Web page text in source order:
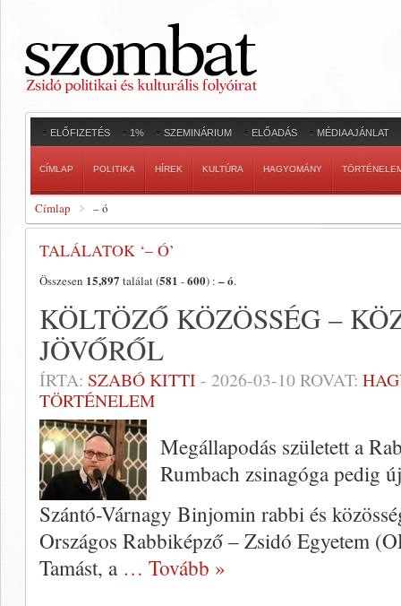
ELŐFIZETÉS 1% SZEMINÁRIUM ELŐADÁS MÉDIAAJÁNLAT
CÍMLAP POLITIKA HÍREK KULTÚRA HAGYOMÁNY
Címlap – ó
TALÁLATOK ‘– Ó’
Összesen 15,897 találat (581 -600) : – ó.
KÖLTÖZŐ KÖZÖSSÉG –
JÖVŐRŐL
ÍRTA: SZABÓ KITTI - 2026-03-10ROVAT:
TÖRTÉNELEM
Megállapodás született a
Rumbach zsinagóga pedig
Szántó-Várnagy Binjomin rabbi és
Országos Rabbiképző – Zsidó Egyetem
Tamást, a … Tovább »